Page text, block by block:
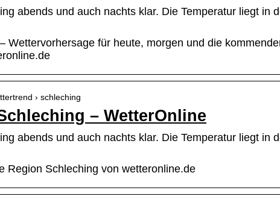
abends und auch nachts klar. Die Temperatur liegt in
Wettervorhersage für heute, morgen und die
› schleching
– WetterOnline
abends und auch nachts klar. Die Temperatur liegt in
Region Schleching von wetteronline.de